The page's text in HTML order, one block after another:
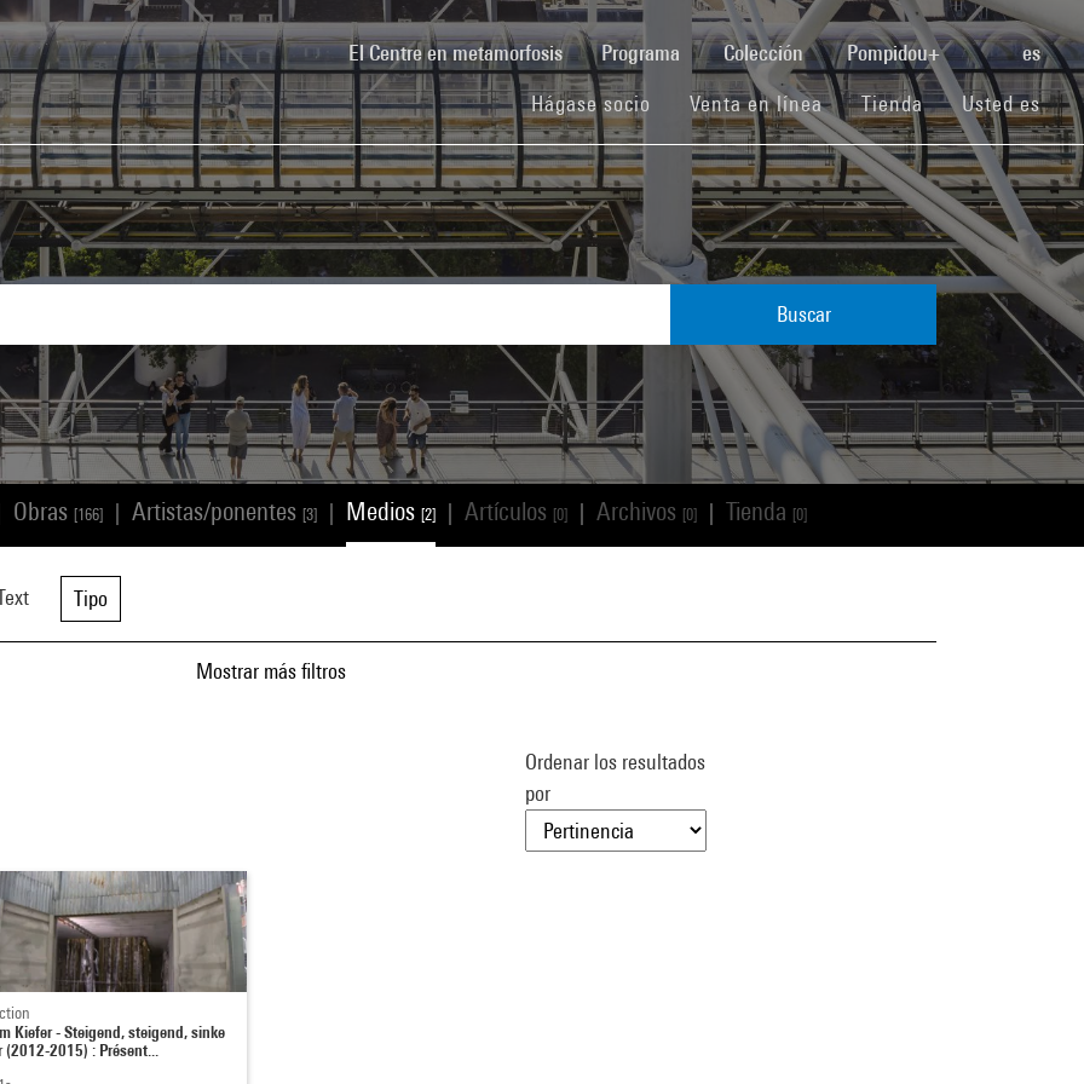
El Centre en metamorfosis(current)Programa Colección Pompidou+ es
Hágase socio (current)
Venta en línea(current)
Tienda(current)Usted es
Buscar
Obras [166] Artistas/ponentes [3] Medios [2] Artículos [0] Archivos [0] Tienda [0]
Tipo
Mostrar más filtros
Ordenar los resultados
por
Kiefer - Steigend, steigend, sinke
(2012-2015) : Présent...